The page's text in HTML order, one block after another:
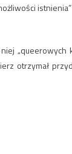
„queerowych
otrzymał